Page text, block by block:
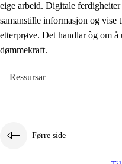
eige arbeid. Digitale
samanstille informasjon og vise
etterprøve. Det handlar òg om
dømmekraft.
Ressursar
Førre side